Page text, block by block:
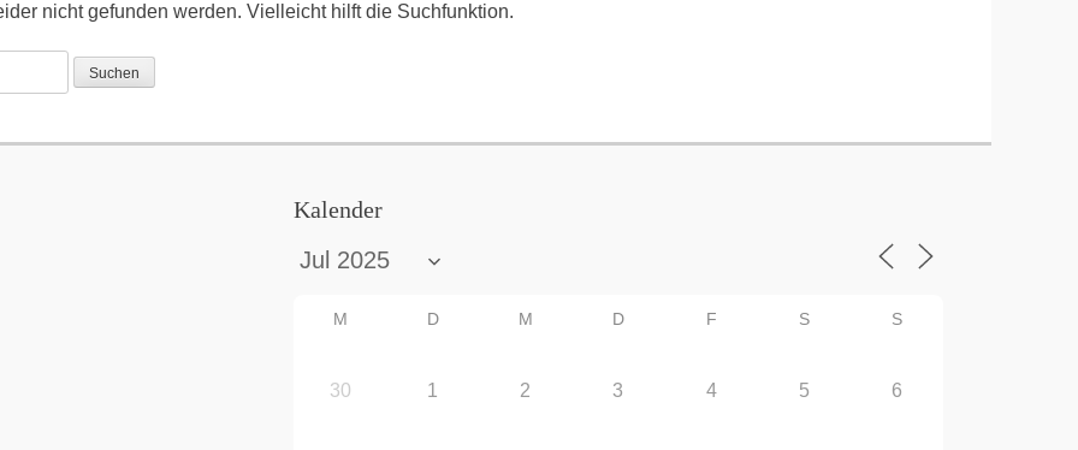
nicht gefunden werden. Vielleicht hilft die Suchfunktion.
Kalender
M D M D F S S
30 1 2 3 4 5 6